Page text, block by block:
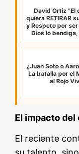
David Ortiz "El
quiera RETIRAR
y Respeto por ser
Dios lo
¿Juan Soto o
La batalla por el
al Rojo
El impacto
El reciente